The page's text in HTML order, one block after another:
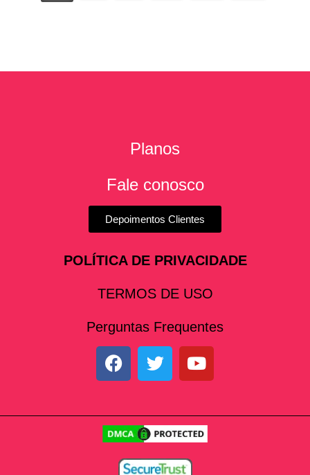
Planos
Fale conosco
Depoimentos Clientes
POLÍTICA DE PRIVACIDADE
TERMOS DE USO
Perguntas Frequentes